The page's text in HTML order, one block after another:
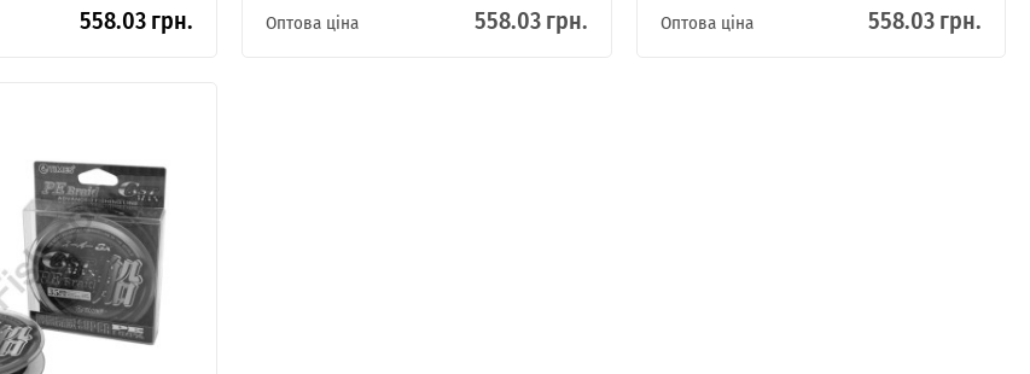
558.03 грн.
Оптова ціна
558.03 грн.
Оптова ціна
558.03 грн.
Я ОПТОВИЙ ПОКУПЕЦЬ